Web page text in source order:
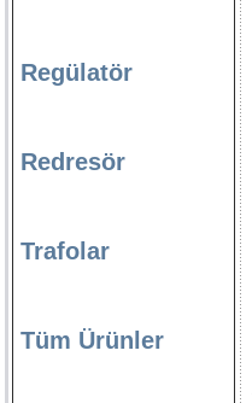
Regülatör
Redresör
Trafolar
Tüm Ürünler